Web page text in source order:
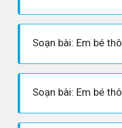
Soạn bài: Em bé
Soạn bài: Em bé